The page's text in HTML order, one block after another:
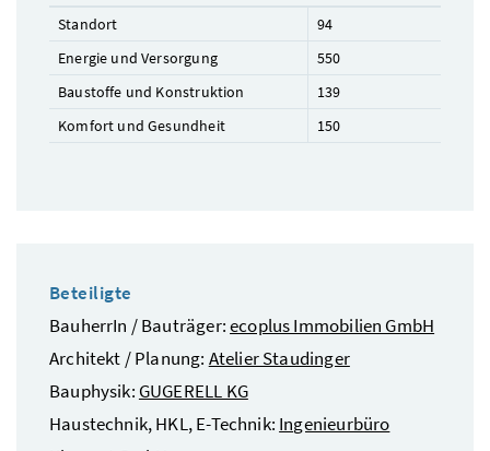
Standort
94
Energie und Versorgung
550
Baustoffe und Konstruktion
139
Komfort und Gesundheit
150
Beteiligte
BauherrIn / Bauträger:ecoplus Immobilien GmbH
Architekt / Planung: Atelier Staudinger
Bauphysik: GUGERELL KG
Haustechnik, HKL, E-Technik: Ingenieurbüro